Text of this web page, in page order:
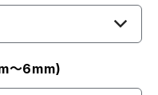
〜6mm)